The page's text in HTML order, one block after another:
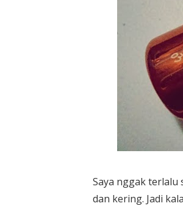
Saya nggak terlalu
dan kering. Jadi